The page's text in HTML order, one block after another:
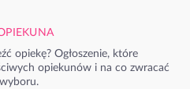
opiekę? Ogłoszenie, które
opiekunów i na co zwracać